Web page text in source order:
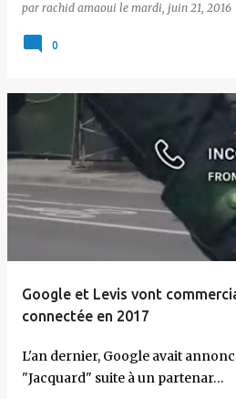
par rachid amaoui le mardi, juin 21, 2016
0
Google et Levis vont
connectée en 2017
L'an dernier, Google avait
"Jacquard" suite à un partenar…